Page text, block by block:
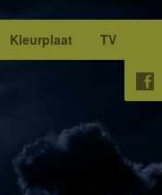
Kleurplaat TV